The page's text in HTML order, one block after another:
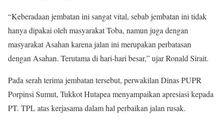
“Keberadaan jembatan ini sangat vital, sebab jembatan ini tidak
hanya dipakai oleh masyarakat Toba, namun juga dengan
masyarakat Asahan karena jalan ini merupakan perbatasan
dengan Asahan. Terutama di hari-hari besar,” ujar Ronald Sirait.
Pada serah terima jembatan tersebut, perwakilan Dinas PUPR
Porpinsi Sumut, Tukkot Hutapea menyampaikan apresiasi kepada
PT. TPL atas kerjasama dalam hal perbaikan jalan rusak.